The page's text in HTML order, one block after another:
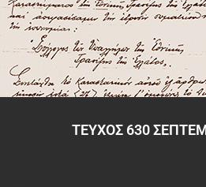
ΤΕΥΧΟΣ 630